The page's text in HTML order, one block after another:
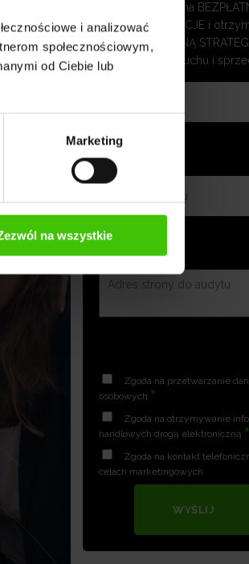
i analizować
społecznościowym,
od Ciebie lub
Marketing
na wszystkie
Umów się na
KONSULTACJE i
SKUTECZNĄ
zwiększenia ruchu i
Zgoda na przetwarzanie
osobowych *
Zgoda na otrzymywanie
handlowych drogą elektroniczną *
Zgoda na kontakt
celach marketingowych
WYŚLIJ